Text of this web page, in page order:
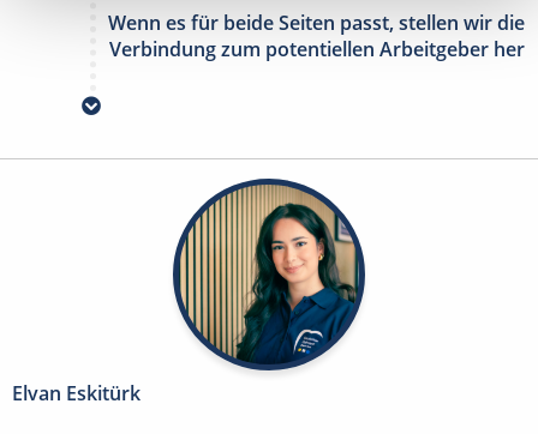
Wenn es für beide Seiten passt, stellen wir die
Verbindung zum potentiellen Arbeitgeber her
Elvan Eskitürk